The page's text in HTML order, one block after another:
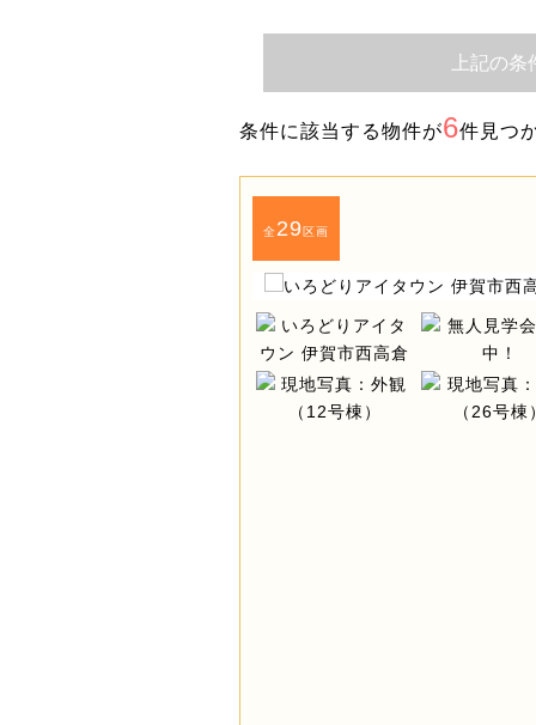
上記の
条件に該当する物件が6件見つ
全29区画